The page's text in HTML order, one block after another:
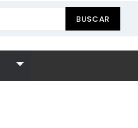
BUSCAR